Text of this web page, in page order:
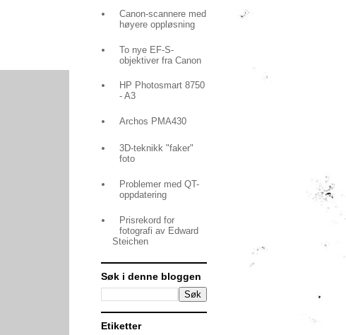
Canon-scannere med
høyere oppløsning
To nye EF-S-
objektiver fra Canon
HP Photosmart 8750
- A3
Archos PMA430
3D-teknikk "faker"
foto
Problemer med QT-
oppdatering
Prisrekord for
fotografi av Edward
Steichen
Søk i denne bloggen
Etiketter